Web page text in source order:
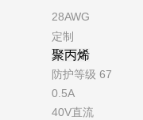
28AWG
定制
聚丙烯
防护等级 67
0.5A
40V直流